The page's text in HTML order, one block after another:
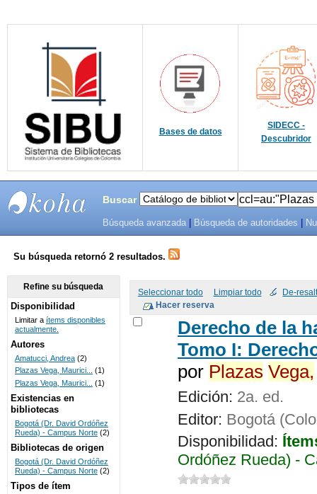
Bases de datos
SIDECC -
Descubridor
SISTEMAS
DE
BIBLIOTECAS
UNICOC
Buscar
Búsqueda avanzada Búsqueda de autoridades
Su búsqueda retornó 2 resultados.
Seleccionar todo Limpiar todo De-
Derecho de la
Tomo I:
por Plazas Vega,
Edición: 2a. ed.
Editor: Bogotá
Disponibilidad:
Ordóñez Rueda) -
Refine su búsqueda
Disponibilidad
Limitar a ítems disponibles
actualmente.
Autores
Amatucci, Andrea (2)
Plazas Vega, Maurici... (1)
Plazas Vega, Maurici...
(1)
Existencias en
bibliotecas
Bogotá (Dr. David Ordóñez
Rueda) - Campus Norte (2)
Bibliotecas de origen
Bogotá (Dr. David Ordóñez
Rueda) - Campus Norte (2)
Tipos de ítem